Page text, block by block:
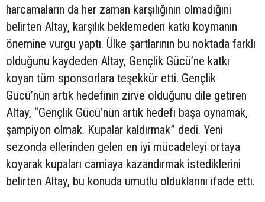
harcamaların da her zaman karşılığının olmadığını
belirten Altay, karşılık beklemeden katkı koymanın
önemine vurgu yaptı. Ülke şartlarının bu noktada farklı
olduğunu kaydeden Altay, Gençlik Gücü’ne katkı
koyan tüm sponsorlara teşekkür etti. Gençlik
Gücü’nün artık hedefinin zirve olduğunu dile getiren
Altay, “Gençlik Gücü’nün artık hedefi başa oynamak,
şampiyon olmak. Kupalar kaldırmak” dedi. Yeni
sezonda ellerinden gelen en iyi mücadeleyi ortaya
koyarak kupaları camiaya kazandırmak istediklerini
belirten Altay, bu konuda umutlu olduklarını ifade etti.